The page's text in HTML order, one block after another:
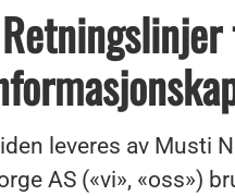
leveres av Musti
AS («vi», «oss»)